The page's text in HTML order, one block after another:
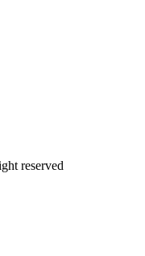
reserved